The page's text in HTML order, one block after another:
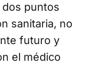
dos puntos
sanitaria, no
futuro y
el médico